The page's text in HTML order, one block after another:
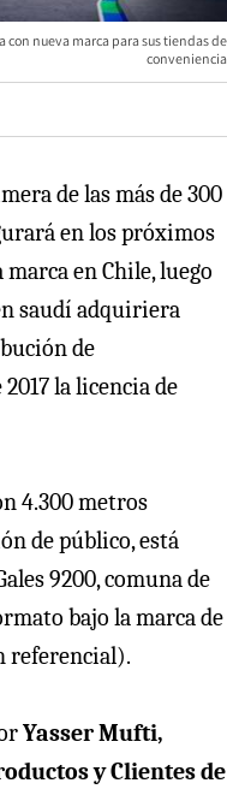
con nueva marca para sus tiendas de
conveniencia
de las más de 300
en los próximos
marca en Chile, luego
saudí adquiriera
de
la licencia de
4.300 metros
de público, está
9200, comuna de
bajo la marca de
referencial).
Yasser Mufti,
y Clientes de